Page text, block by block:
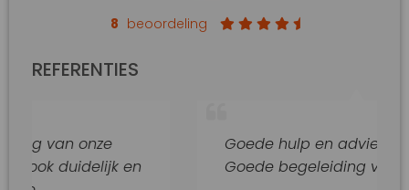
8 beoordeling
REFERENTIES
en
Goede hulp en adviezen.
Goede begeleiding van dit kantoor